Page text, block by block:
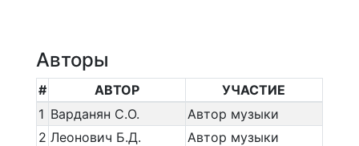
Авторы
# АВТОР
УЧАСТИЕ
1 Варданян С.О.
Автор музыки
2 Леонович Б.Д.
Автор музыки